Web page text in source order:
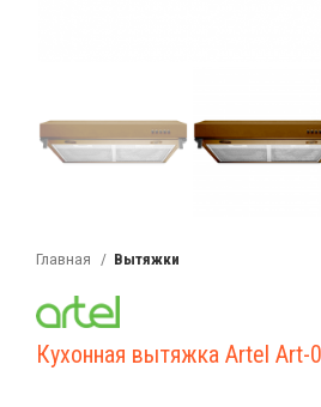
Главная Вытяжки
Кухонная вытяжка Artel Art-